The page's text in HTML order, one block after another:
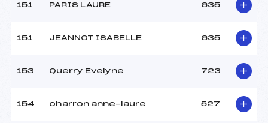
151 PARIS LAURE 635
151 JEANNOT ISABELLE 635
153 Querry Evelyne 723
154 charron anne-laure 527